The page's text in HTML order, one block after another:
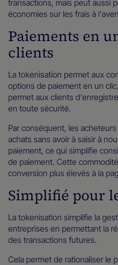
transactions, mais peut aussi
économies sur les frais à
Paiements en
clients
La tokenisation permet aux
options de paiement en un
permet aux clients
en toute sécurité.
Par conséquent, les
achats sans avoir à saisir à
paiement, ce qui simplifie
de paiement. Cette
conversion plus élevés à la
Simplifié pour
La tokenisation simplifie la
entreprises en permettant la
des transactions futures.
Cela permet de rationaliser le